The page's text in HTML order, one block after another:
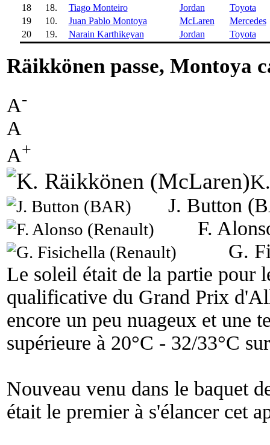
18
18. Tiago Monteiro Jordan
Toyota
19
10. Juan Pablo Montoya McLaren
Mercedes
20
19. Narain Karthikeyan Jordan Toyota
Räikkönen passe, Montoya
A-
A
A+
J. Button
F.
G.
Le soleil était de la partie pour
qualificative du Grand Prix
encore un peu nuageux et une
supérieure à 20°C - 32/33°C
Nouveau venu dans le baquet
était le premier à s'élancer cet